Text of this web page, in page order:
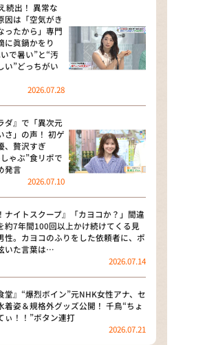
おかえり
合＆A.B.C-Z塚田×福井アナ
なんでやねん！？」（news お
えり）
DAIGOも台所 ～きょうの献立 何
する？～
日はダイアンなり！シーズン２
だ！生です旅サラダ
えて！ニュースライブ 正義の
カタ
ＩＦＥ～夢のカタチ～
新婚さんいらっしゃい！
ツンと一軒家
キ山小屋本館
続出！ 異常な
因は「空気がき
ったから」専門
に眞鍋かをり
いで暑い”と“汚
い”どっちがい
2026.07.28
ダ』で「異次元
さ」の声！ 初ゲ
、贅沢すぎ
ゃぶ”食リポで
発言
2026.07.10
ナイトスクープ』「カヨコか？」間違
約7年間100回以上かけ続けてくる見
性。カヨコのふりをした依頼者に、ポ
いた言葉は…
2026.07.14
堂』“爆烈ボイン”元NHK女性アナ、セ
着姿＆規格外グッズ公開！ 千鳥“ちょ
ぃ！！”ボタン連打
2026.07.21